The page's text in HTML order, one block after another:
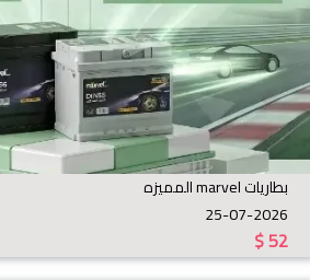
بطاريات marvel المميزه
25-07-2026
$52